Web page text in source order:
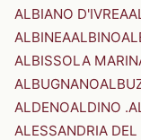
ALBIANO D'IVREA
ALBINEAALBINO
ALBISSOLA
ALBUGNANO
ALDENOALDINO
ALESSANDRIA